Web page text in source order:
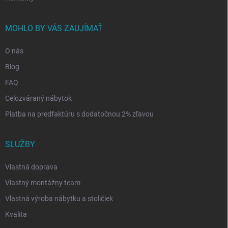
MOHLO BY VÁS ZAUJÍMAŤ
O nás
Blog
FAQ
Celozváraný nábytok
Platba na predfaktúru s dodatočnou 2% zľavou
SLUŽBY
Vlastná doprava
Vlastný montážny team
Vlastná výroba nábytku a stoličiek
Kvalita